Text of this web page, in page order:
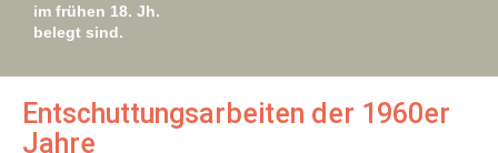
im frühen 18. Jh.
belegt sind.
Entschuttungsarbeiten der 1960er
Jahre